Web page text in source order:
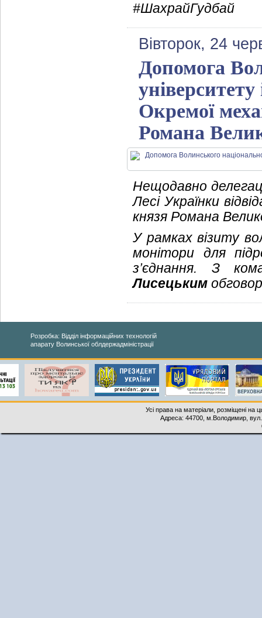
#ШахрайГудбай
Вівторок, 24
Допомога
Окремої
Романа
Нещодавно
Лесі Українки
князя Романа
У рамках візиту
монітори для
з’єднання. З
Лисецьким
Розробка: Відділ інформаційних технологій
апарату Волинської облдержадміністрації
Усі права на матеріали, розміщені на
Адреса: 44700, м.Володимир,